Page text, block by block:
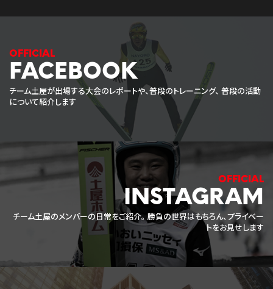
FACEBOOK
チーム土屋が出場する大会のレポートや、普段のトレーニング、 普段の活動
について紹介します
INSTAGRAM
チーム土屋のメンバーの日常をご紹介。 勝負の世界はもちろん、プライベー
トをお見せします